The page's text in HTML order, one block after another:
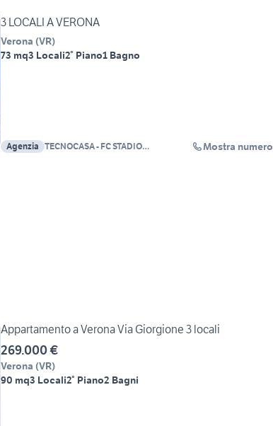
3 LOCALI A VERONA
Verona (VR)
73 mq3 Locali2° Piano1 Bagno
Agenzia TECNOCASA - FC STADIO
Mostra numero
Appartamento a Verona Via Giorgione 3 locali
269.000 €
Verona (VR)
90 mq3 Locali2° Piano2 Bagni